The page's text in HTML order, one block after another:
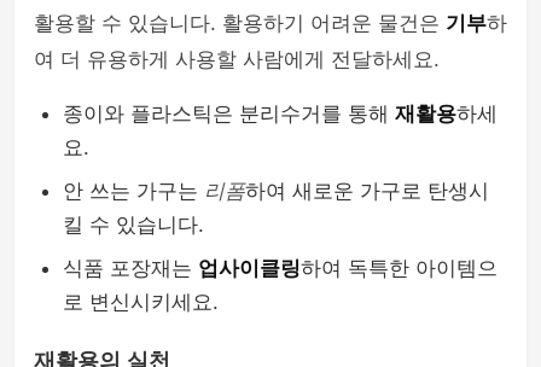
활용할 수 있습니다. 활용하기 어려운 물건은 기부하
여 더 유용하게 사용할 사람에게 전달하세요.
종이와 플라스틱은 분리수거를 통해 재활용하세
요.
안 쓰는 가구는 리폼하여 새로운 가구로 탄생시
킬 수 있습니다.
식품 포장재는 업사이클링하여 독특한 아이템으
로 변신시키세요.
재활용의 실천